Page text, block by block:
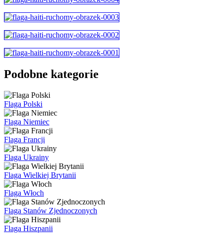
Podobne kategorie
Flaga Polski
Flaga Niemiec
Flaga Francji
Flaga Ukrainy
Flaga Wielkiej Brytanii
Flaga Włoch
Flaga Stanów Zjednoczonych
Flaga Hiszpanii